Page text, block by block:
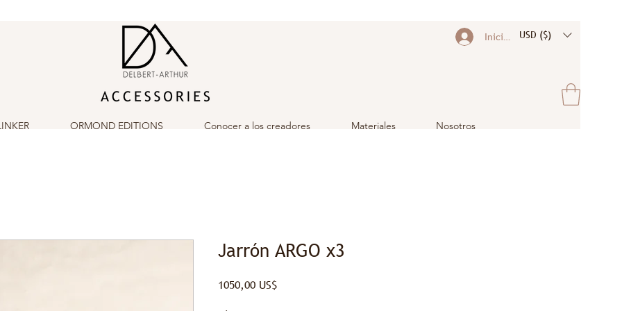
Iniciar sesión
USD ($)
ORMOND EDITIONS Conocer a los creadores Materiales Nosotros
Jarrón ARGO x3
1050,00 US$Precio